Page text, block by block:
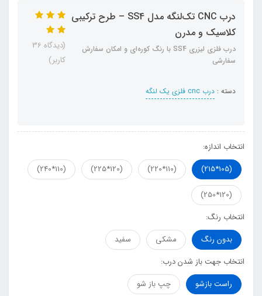
درب CNC تک‌لنگه مدل SS4 – طرح ترکیبی
کلاسیک و مدرن
درب فلزی لیزری SS4 با رنگ کوره‌ای و امکان سفارش
سفارشی
دسته : درب cnc فلزی یک لنگه
(دیدگاه 36
کاربر)
انتخاب اندازه:
(105*215)
(110*220)
(120*225)
(110*240)
(120*250)
انتخاب رنگ:
بدون رنگ
مشکی
سفید
انتخاب جهت باز شدن درب:
راست بازشو
چپ باز شو